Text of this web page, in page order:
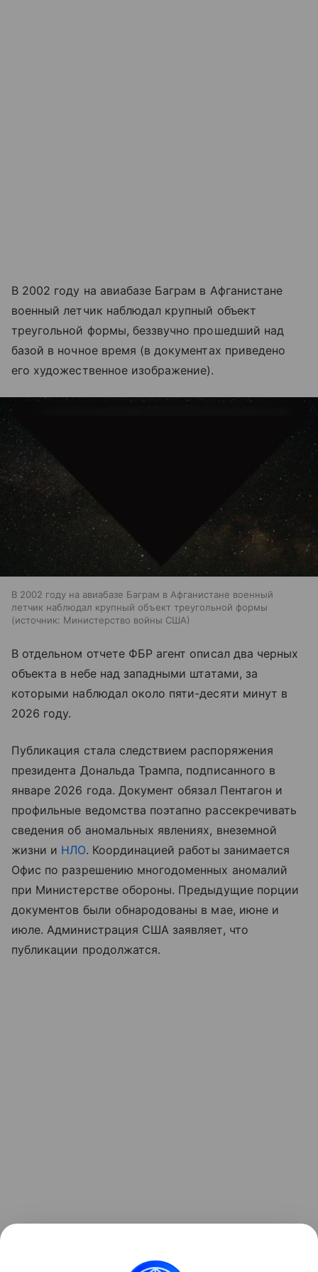
В 2002 году на авиабазе Баграм в Афганистане
военный летчик наблюдал крупный объект
треугольной формы, беззвучно прошедший над
базой в ночное время (в документах приведено
его художественное изображение).
В 2002 году на авиабазе Баграм в Афганистане военный
летчик наблюдал крупный объект треугольной формы
источник: Министерство войны США
В отдельном отчете ФБР агент описал два черных
объекта в небе над западными штатами, за
которыми наблюдал около пяти-десяти минут в
2026 году.
Публикация стала следствием распоряжения
президента Дональда Трампа, подписанного в
январе 2026 года. Документ обязал Пентагон и
профильные ведомства поэтапно рассекречивать
сведения об аномальных явлениях, внеземной
жизни и НЛО. Координацией работы занимается
Офис по разрешению многодоменных аномалий
при Министерстве обороны. Предыдущие порции
документов были обнародованы в мае, июне и
июле. Администрация США заявляет, что
публикации продолжатся.